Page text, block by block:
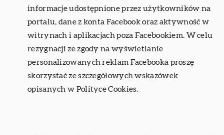
informacje udostępnione przez użytkowników na
portalu, dane z konta Facebook oraz aktywność w
witrynach i aplikacjach poza Facebookiem. W celu
rezygnacji ze zgody na wyświetlanie
personalizowanych reklam Facebooka proszę
skorzystać ze szczegółowych wskazówek
opisanych w Polityce Cookies.